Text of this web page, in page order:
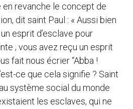
en revanche le concept de
dit saint Paul : « Aussi bien
esprit d’esclave pour
; vous avez reçu un esprit
fait nous écrier “Abba !
ce que cela signifie ? Saint
système social du monde
les esclaves, qui ne